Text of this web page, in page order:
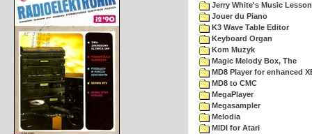
Jerry White's Music
Jouer du Piano
K3 Wave Table Editor
Keyboard Organ
Kom Muzyk
Magic Melody Box, The
MD8 Player for enhanced
MD8 to CMC
MegaPlayer
Megasampler
Melodia
MIDI for Atari